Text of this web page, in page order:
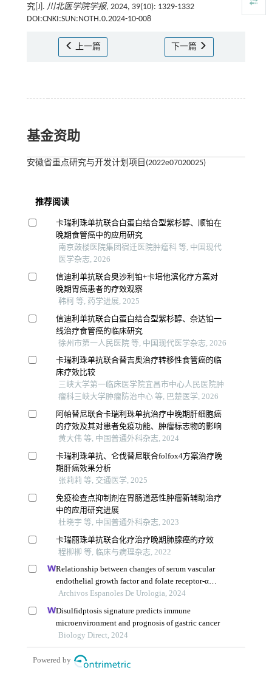
究[J]. 川北医学院学报, 2024, 39(10): 1329-1332
DOI:CNKI:SUN:NOTH.0.2024-10-008
上一篇 下一篇
基金资助
安徽省重点研究与开发计划项目(2022e07020025)